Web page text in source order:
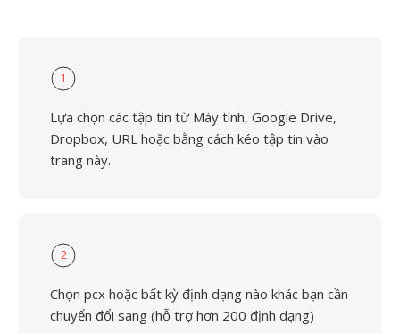
1
Lựa chọn các tập tin từ Máy tính, Google Drive,
Dropbox, URL hoặc bằng cách kéo tập tin vào
trang này.
2
Chọn pcx hoặc bất kỳ định dạng nào khác bạn cần
chuyển đổi sang (hỗ trợ hơn 200 định dạng)